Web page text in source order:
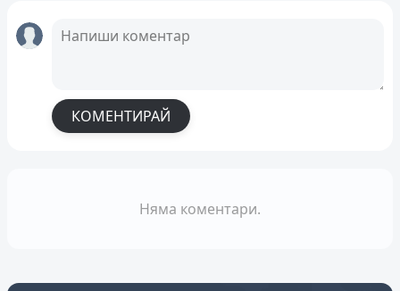
КОМЕНТИРАЙ
Няма коментари.